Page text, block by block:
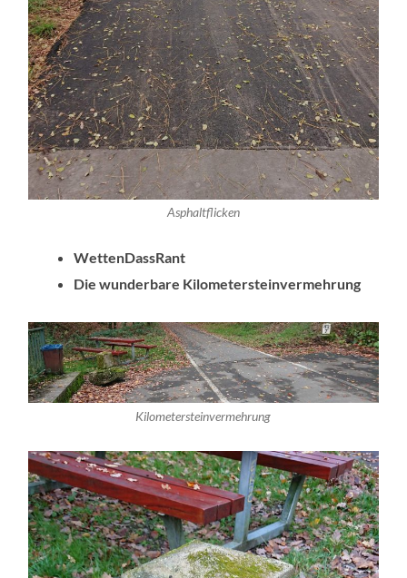
Asphaltflicken
WettenDassRant
Die wunderbare Kilometersteinvermehrung
Kilometersteinvermehrung